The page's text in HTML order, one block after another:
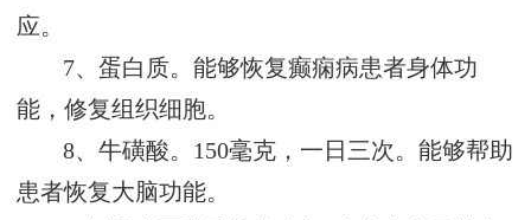
应。
7、蛋白质。能够恢复癫痫病患者身体功
能，修复组织细胞。
8、牛磺酸。150毫克，一日三次。能够帮助
患者恢复大脑功能。